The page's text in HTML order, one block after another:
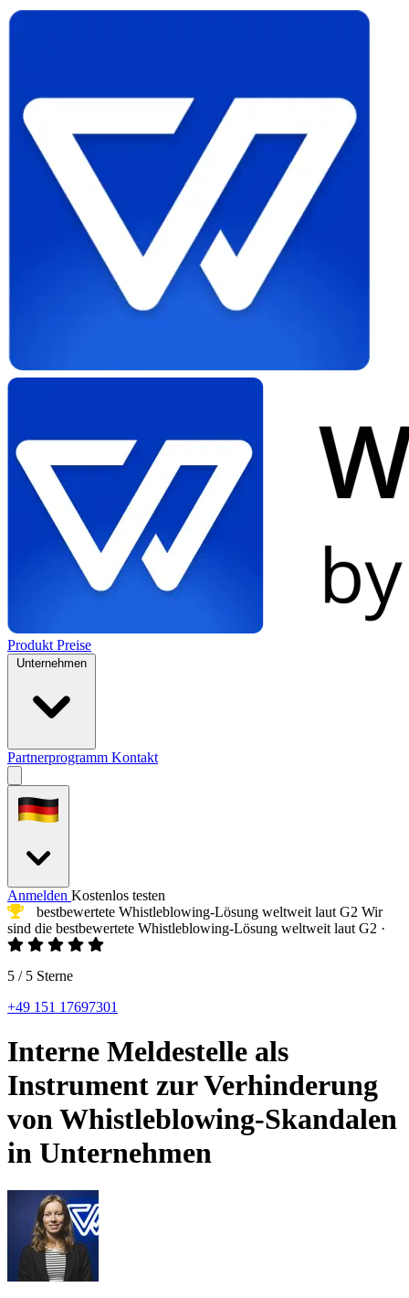
Whistleblower
Produkt Preise
Unternehmen
Partnerprogramm Kontakt
menu
Anmelden Kostenlos testen
bestbewertete Whistleblowing-Lösung weltweit laut G2 Wir
sind die bestbewertete Whistleblowing-Lösung weltweit laut G2 ·
5 / 5 Sterne
+49 151 17697301
Interne Meldestelle als
Instrument zur Verhinderung
von Whistleblowing-Skandalen
in Unternehmen
Landbo